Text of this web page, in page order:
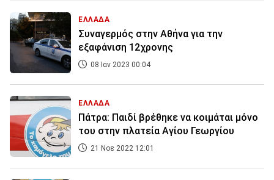
ΕΛΛΑΔΑ
Συναγερμός στην Αθήνα για την
εξαφάνιση 12χρονης
08 Ιαν 2023 00:04
ΕΛΛΑΔΑ
Πάτρα: Παιδί βρέθηκε να κοιμάται μόνο
του στην πλατεία Αγίου Γεωργίου
21 Νοε 2022 12:01